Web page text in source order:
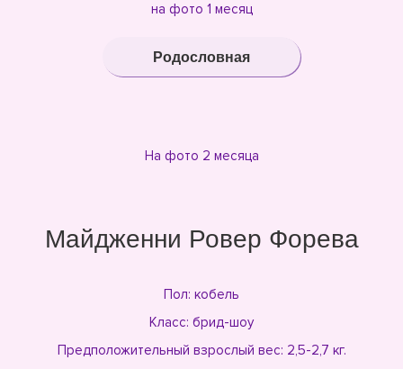
на фото 1 месяц
Родословная
На фото 2 месяца
Майдженни Ровер Форева
Пол: кобель
Класс: брид-шоу
Предположительный взрослый вес: 2,5-2,7 кг.